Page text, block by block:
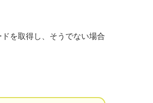
を取得し、そうでない場合